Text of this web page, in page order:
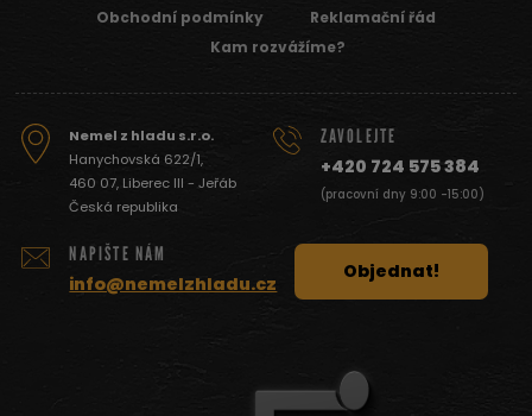
Obchodní podmínky
Reklamační řád
Kam rozvážíme?
Nemel z hladu s.r.o.
Hanychovská 622/1,
460 07, Liberec III - Jeřáb
Česká republika
ZAVOLEJTE
+420 724 575 384
(pracovní dny 9:00 -15:00)
NAPIŠTE NÁM
info@nemelzhladu.cz
Objednat!